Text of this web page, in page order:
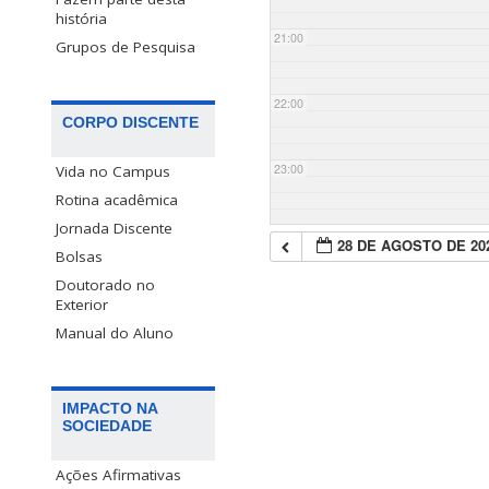
história
Grupos de Pesquisa
CORPO DISCENTE
Vida no Campus
Rotina acadêmica
Jornada Discente
Bolsas
Doutorado no
Exterior
Manual do Aluno
IMPACTO NA
SOCIEDADE
Ações Afirmativas
21:00
22:00
23:00
28 DE AGOSTO DE